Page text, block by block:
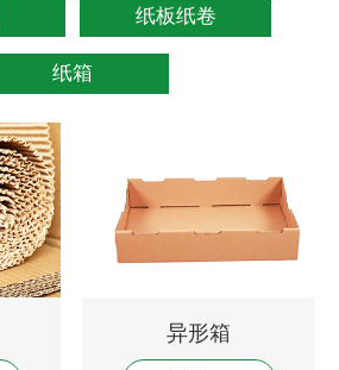
纸板纸卷
纸箱
异形箱